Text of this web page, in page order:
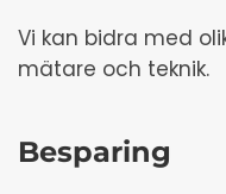
Vi kan bidra med
mätare och teknik.
Besparing